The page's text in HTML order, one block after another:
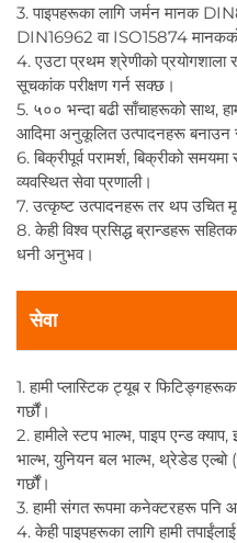
3. पाइपहरूका लागि जर्मन मानक
DIN16962 वा ISO15874
4. एउटा प्रथम श्रेणीको
सूचकांक परीक्षण गर्न सक्छ।
5. ५०० भन्दा बढी साँचाहरूको साथ,
आदिमा अनुकूलित उत्पादनहरू बनाउन
6. बिक्रीपूर्व परामर्श, बिक्रीको
व्यवस्थित सेवा प्रणाली।
7. उत्कृष्ट उत्पादनहरू तर थप उचित
8. केही विश्व प्रसिद्ध ब्रान्डहरू
धनी अनुभव।
सेवा
1. हामी प्लास्टिक ट्यूब र
गर्छौं।
2. हामीले स्टप भाल्भ, पाइप एन्ड
भाल्भ, युनियन बल भाल्भ, थ्रेडेड एल्बो
गर्छौं।
3. हामी संगत रूपमा कनेक्टरहरू पनि
4. केही पाइपहरूका लागि हामी